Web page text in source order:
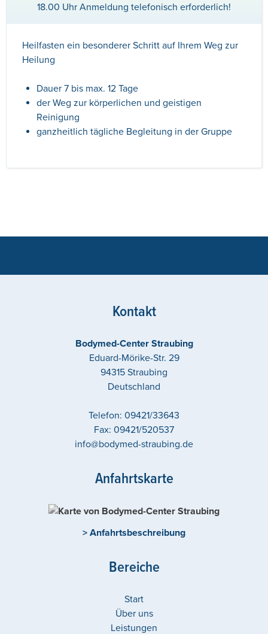
18.00 Uhr Anmeldung telefonisch erforderlich!
Heilfasten ein besonderer Schritt auf Ihrem Weg zur
Heilung
Dauer 7 bis max. 12 Tage
der Weg zur körperlichen und geistigen
Reinigung
ganzheitlich tägliche Begleitung in der Gruppe
Kontakt
Bodymed-Center Straubing
Eduard-Mörike-Str. 29
94315 Straubing
Deutschland
Telefon: 09421/33643
Fax: 09421/520537
info@bodymed-straubing.de
Anfahrtskarte
> Anfahrtsbeschreibung
Bereiche
Start
Über uns
Leistungen